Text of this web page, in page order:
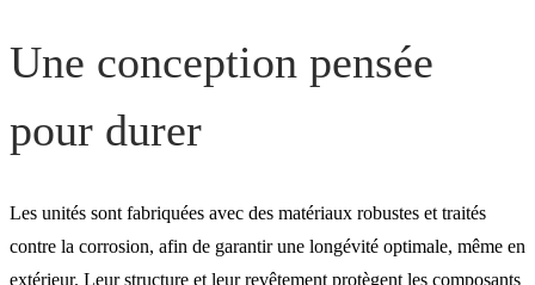
Besoin de conseils sur
l’emplacement ?
Une conception pensée
pour durer
Les unités sont fabriquées avec des matériaux robustes et traités
contre la corrosion, afin de garantir une longévité optimale, même en
extérieur. Leur structure et leur revêtement protègent les composants